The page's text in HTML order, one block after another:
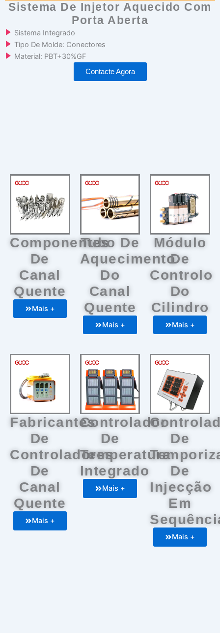
Sistema De Injetor Aquecido Com
Porta Aberta
Sistema Integrado
Tipo De Molde: Conectores
Material: PBT+30%GF
Contacte Agora
Componentes
De
Canal
Quente
Mais +
Tubo De
Aquecimento
Do
Canal
Quente
Mais +
Módulo
De
Controlo
Do
Cilindro
Mais +
Fabricantes
De
Controladores
De
Canal
Quente
Mais +
Controlador
De
Temperatura
Integrado
Mais +
De
De
Injecção
Em
Mais +